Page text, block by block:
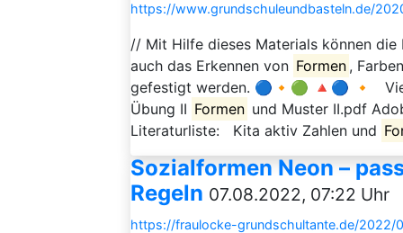
https://www.grundschuleundbasteln.de/
// Mit Hilfe dieses Materials können
auch das Erkennen von Formen ,
gefestigt werden. 🔵🔸🟢 🔺🔵 🔸
Übung II Formen und Muster II.pdf
Literaturliste: Kita aktiv Zahlen und
Sozialformen Neon –
Regeln 07.08.2022, 07:22 Uhr
https://fraulocke-grundschultante.de/